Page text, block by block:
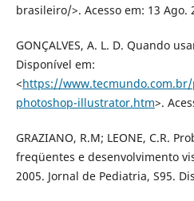
brasileiro/>. Acesso em: 13 Ago.
GONÇALVES, A. L. D. Quando
Disponível em:
<https://
photoshop-illustrator.htm>.
GRAZIANO, R.M; LEONE, C.R.
freqüentes e desenvolvimento
2005. Jornal de Pediatria, S95.